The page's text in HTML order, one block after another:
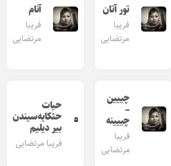
تور آتان
فریبا
مرتضایی
آنام
فریبا
مرتضایی
چییین
–
چییینه
فریبا
مرتضایی
حیات
حئکایه‌سیندن
بیر دیلیم
فریبا مرتضایی